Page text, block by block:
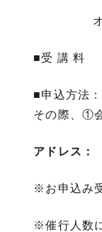
オンライ
■受 講 料
■申込方法
その際、①
アドレス：
※お申込み
※催行人数